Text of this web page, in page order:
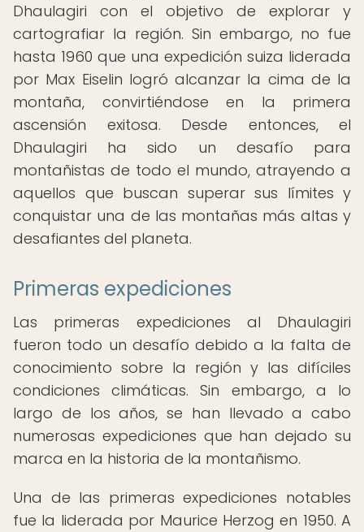
Dhaulagiri con el objetivo de explorar y
cartografiar la región. Sin embargo, no fue
hasta 1960 que una expedición suiza liderada
por Max Eiselin logró alcanzar la cima de la
montaña, convirtiéndose en la primera
ascensión exitosa. Desde entonces, el
Dhaulagiri ha sido un desafío para
montañistas de todo el mundo, atrayendo a
aquellos que buscan superar sus límites y
conquistar una de las montañas más altas y
desafiantes del planeta.
Primeras expediciones
Las primeras expediciones al Dhaulagiri
fueron todo un desafío debido a la falta de
conocimiento sobre la región y las difíciles
condiciones climáticas. Sin embargo, a lo
largo de los años, se han llevado a cabo
numerosas expediciones que han dejado su
marca en la historia de la montañismo.
Una de las primeras expediciones notables
fue la liderada por Maurice Herzog en 1950. A